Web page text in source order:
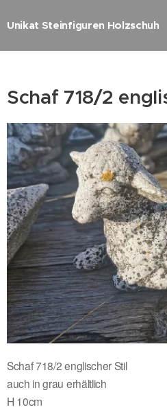
Unikat Steinfiguren Holzschuh
Schaf 718/2
Schaf 718/2 englischer Stil
auch in grau erhältlich
H 10cm